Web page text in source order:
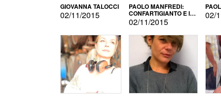
GIOVANNA TALOCCI
02/11/2015
PAOLO MANFREDI:
CONFARTIGIANTO E IL
SONDAGGIO
02/11/2015
02/